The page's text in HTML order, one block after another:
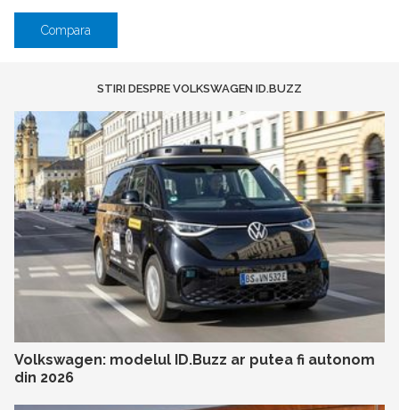
Compara
STIRI DESPRE VOLKSWAGEN ID.BUZZ
Volkswagen: modelul ID.Buzz ar putea fi autonom
din 2026